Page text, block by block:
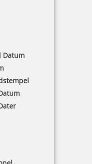
Datum
P03 54x24 mm